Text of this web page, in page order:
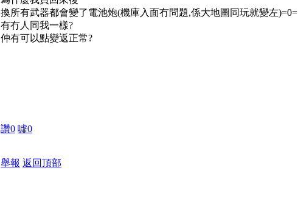
換所有武器都會變了電池炮(機庫入面冇問題,係大地圖同玩就變左)=0=
有冇人同我一樣?
仲有可以點變返正常?
讚0 噓0
舉報 返回頂部